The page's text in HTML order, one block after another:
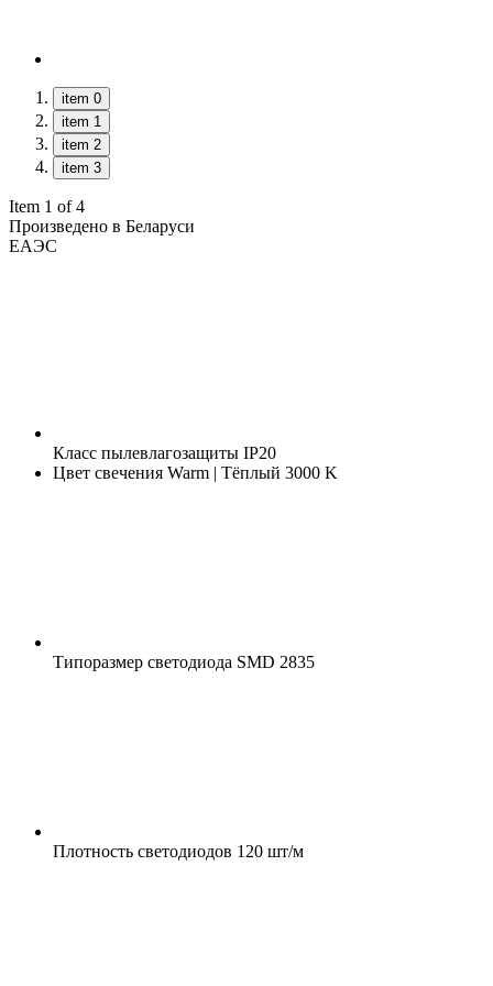
item 0
item 1
item 2
item 3
Item 1 of 4
Произведено в Беларуси
ЕАЭС
Класс пылевлагозащиты IP20
Цвет свечения Warm | Тёплый 3000 K
Типоразмер светодиода SMD 2835
Плотность светодиодов 120 шт/м